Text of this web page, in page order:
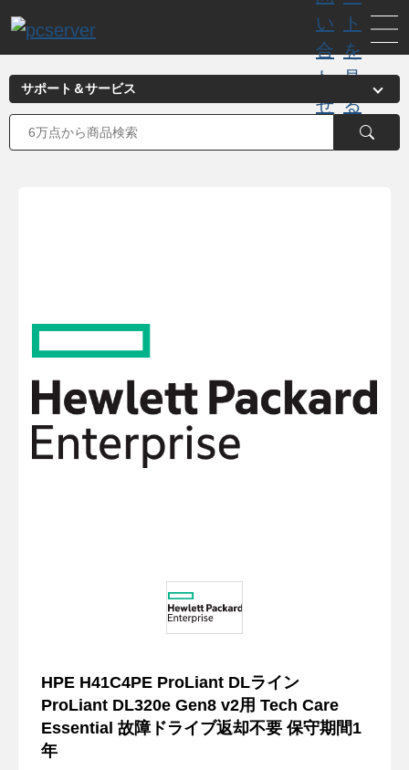
HPE H41C4PE ProLiant DLライン
ProLiant DL320e Gen8 v2用 Tech Care
Essential 故障ドライブ返却不要 保守期間1
年